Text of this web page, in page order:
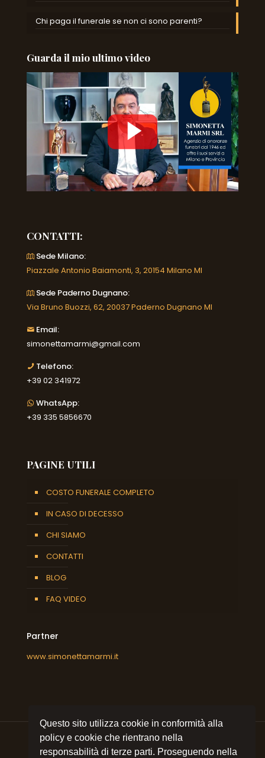
Questo sito utilizza cookie in conformità alla
policy e cookie che rientrano nella
responsabilità di terze parti. Proseguendo nella
Chi paga il funerale se non ci sono parenti?
Guarda il mio ultimo video
CONTATTI:
Sede Milano:
Piazzale Antonio Baiamonti, 3, 20154 Milano MI
Sede Paderno Dugnano:
Via Bruno Buozzi, 62, 20037 Paderno Dugnano MI
Email:
simonettamarmi@gmail.com
Telefono:
+39 02 341972
WhatsApp:
+39 335 5856670
PAGINE UTILI
COSTO FUNERALE COMPLETO
IN CASO DI DECESSO
CHI SIAMO
CONTATTI
BLOG
FAQ VIDEO
Partner
www.simonettamarmi.it